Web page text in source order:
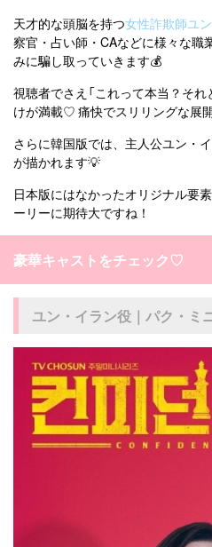
天才的な頭脳を持つ女性詐欺師ユ
察官・占い師・CAなどに様々な職
みに騙し取っていきます💰
視聴者でさえ「これって本当？そ
けが満載♡ 痛快でスリリングな展
さらに韓国版では、主人公ユン・
が描かれます💡
日本版にはなかったオリジナル要
ーリーに期待大ですね！
豪華キャストをチェック♡
ユン・イラン役｜パク・ミ